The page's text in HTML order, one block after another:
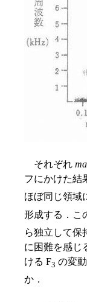
それぞれ
フにかけた結
ほぼ同じ領域
形成する．こ
ら独立して保
に困難を感じ
ける F3 の変
か．